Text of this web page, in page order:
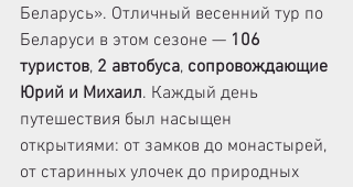
Беларусь». Отличный весенний тур по
Беларуси в этом сезоне — 106
туристов, 2 автобуса, сопровождающие
Юрий и Михаил. Каждый день
путешествия был насыщен
открытиями: от замков до монастырей,
от старинных улочек до природных